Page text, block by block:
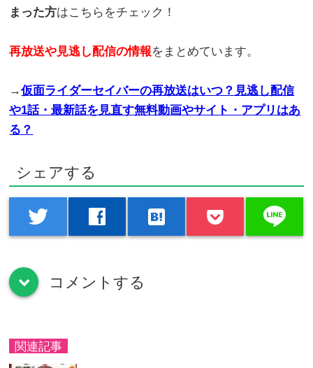
まった方はこちらをチェック！
再放送や見逃し配信の情報をまとめています。
→仮面ライダーセイバーの再放送はいつ？見逃し配信
や1話・最新話を見直す無料動画やサイト・アプリはあ
る？
シェアする
twitter facebook hatenabookmark line
down コメントする
関連記事